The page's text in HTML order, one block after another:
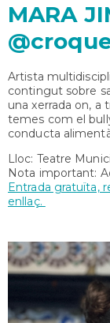
MARA
Artista
contingut sobre
una xerrada on, a
temes com el
conducta
Lloc: Teatre
Nota important:
Entrada gratuïta,
enllaç.